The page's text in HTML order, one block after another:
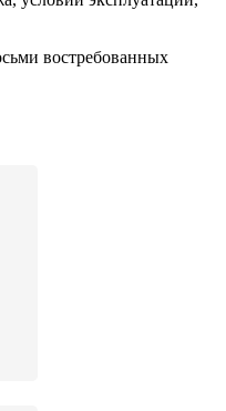
востребованных